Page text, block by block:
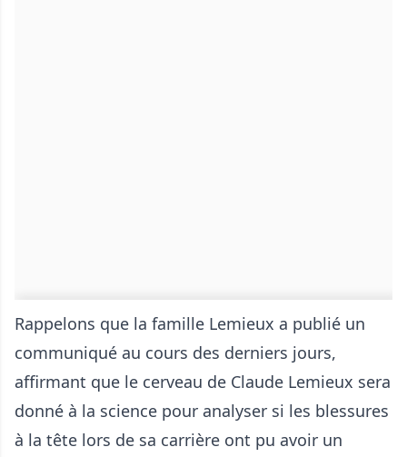
Rappelons que la famille Lemieux a publié un
communiqué au cours des derniers jours,
affirmant que le cerveau de Claude Lemieux sera
donné à la science pour analyser si les blessures
à la tête lors de sa carrière ont pu avoir un